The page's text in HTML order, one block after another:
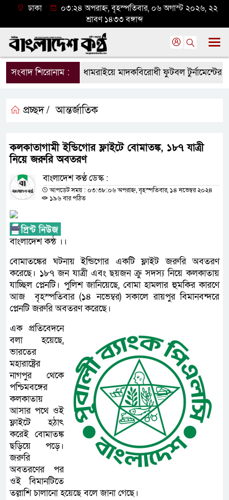
ঢাকা
০৩:২৪ অপরাহ্ন, বৃহস্পতিবার, ০৬ অগাস্ট ২০২৬, ২২
শ্রাবণ ১৪৩৩ বঙ্গাব্দ
সংবাদ শিরোনাম : ধামরাইয়ে মাদকবিরোধী ফুটবল টুর্নামেন্টের
প্রচ্ছদ / আন্তর্জাতিক
কলকাতাগামী ইন্ডিগোর ফ্লাইটে বোমাতঙ্ক, ১৮৭ যাত্রী
নিয়ে জরুরি অবতরণ
বাংলাদেশ কণ্ঠ ডেস্ক :
আপডেট সময় : ০৩:৩৮:০৬ অপরাহ্ন, বৃহস্পতিবার, ১৪ নভেম্বর ২০২৪
১৯৬ বার পঠিত
বাংলাদেশ কন্ঠ ।।
বোমাতঙ্কের ঘটনায় ইন্ডিগোর একটি ফ্লাইট জরুরি অবতরণ
করেছে। ১৮৭ জন যাত্রী এবং ছয়জন ক্রু সদস্য নিয়ে কলকাতায়
যাচ্ছিল প্লেনটি। পুলিশ জানিয়েছে, বোমা হামলার হুমকির কারণে
আজ বৃহস্পতিবার (১৪ নভেম্বর) সকালে রায়পুর বিমানবন্দরে
প্লেনটি জরুরি অবতরণ করেছে।
এক প্রতিবেদনে
বলা হয়েছে,
ভারতের
মহারাষ্ট্রের
নাগপুর থেকে
পশ্চিমবঙ্গের
কলকাতায়
আসার পথে ওই
ফ্লাইটে হঠাৎ
করেই বোমাতঙ্ক
ছড়িয়ে পড়ে।
জরুরি
অবতরণের পর
ওই বিমানটিতে
তল্লাশি চালানো হয়েছে বলে জানা গেছে।